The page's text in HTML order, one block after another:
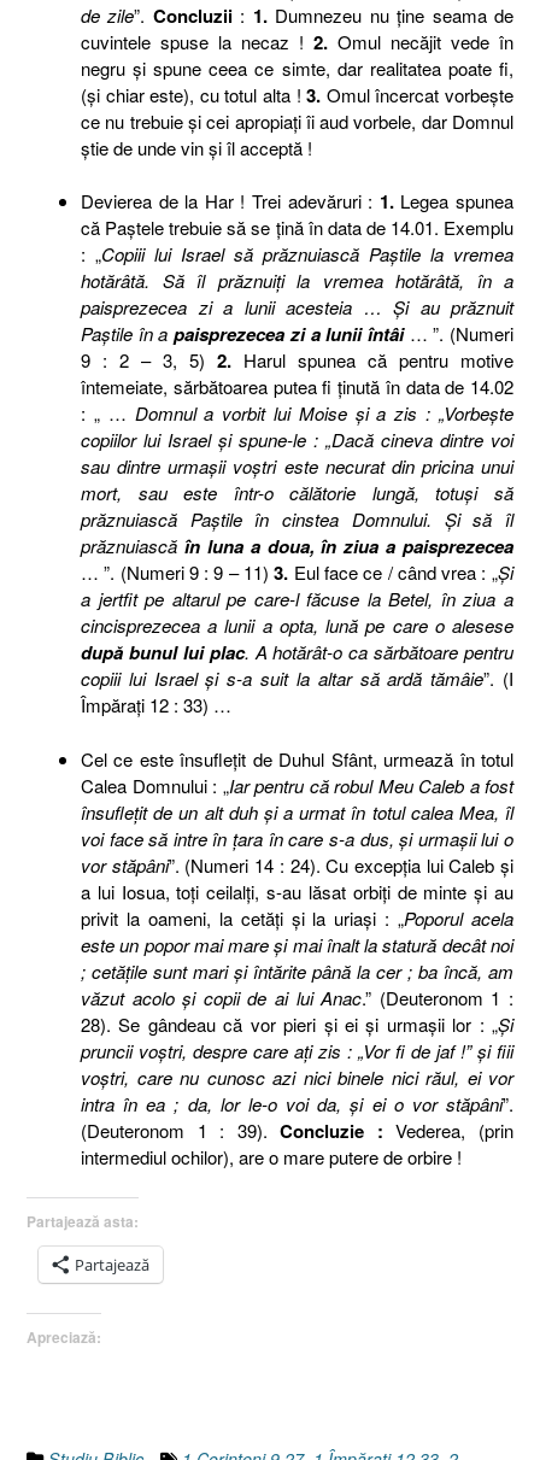
de zile”. Concluzii: 1.Dumnezeu nu ţine seama de
cuvintele spuse la necaz ! 2. Omul necăjit vede în
negru şi spune ceea ce simte, dar realitatea poate fi,
(şi chiar este), cu totul alta !3. Omul încercat vorbeşte
ce nu trebuie şi cei apropiaţi îi aud vorbele, dar Domnul
ştie de unde vin şi îl acceptă !
Devierea de la Har ! Trei adevăruri : 1.Legea spunea
că Paştele trebuie săse ţină în data de 14.01. Exemplu
: „Copiii lui Israel să prăznuiască Paştile la vremea
hotărâtă. Să îl prăznuiţi la vremea hotărâtă, în a
paisprezecea zi a lunii acesteia … Şi au prăznuit
Paştile în apaisprezecea zi a lunii întâi… ”. (Numeri
9 : 2 – 3, 5) 2. Harul spunea că pentru motive
întemeiate, sărbătoarea putea fi ţinută în data de 14.02
: „ … Domnul a vorbit lui Moise şi a zis : „Vorbeşte
copiilor lui Israel şi spune-le : „Dacă cineva dintre voi
sau dintre urmaşii voştri este necurat din pricina unui
mort, sau este într-o călătorie lungă, totuşi să
prăznuiască Paştile în cinstea Domnului. Şi să îl
prăznuiască în luna a doua, în ziua a paisprezecea
… ”. (Numeri 9 : 9 – 11)3. Eul face ce /când vrea : „Şi
a jertfit pe altarul pe care-l făcuse la Betel, în ziua a
cincisprezecea a lunii a opta, lună pe care o alesese
după bunul lui plac. A hotărât-o ca sărbătoare pentru
copiii lui Israel şi s-a suit la altar să ardă tămâie”. (I
Împăraţi 12 : 33) …
Cel ce este însufleţit de Duhul Sfânt, urmează în totul
Calea Domnului : „Iar pentru că robul Meu Caleb a fost
însufleţit de un alt duh şi a urmat în totul calea Mea, îl
voi face să intre în ţara în care s-a dus, şi urmaşii lui o
vor stăpâni”. (Numeri 14 : 24). Cu excepţia lui Caleb şi
a lui Iosua, toţi ceilalţi, s-au lăsat orbiţi de minte şi au
privit la oameni, la cetăţi şi la uriaşi : „Poporul acela
este un popor mai mare şi mai înalt la statură decât noi
; cetăţile sunt mari şi întărite până la cer ; ba încă, am
văzut acolo şi copii de ai lui Anac.” (Deuteronom 1 :
28). Se gândeau că vor pieri şi ei şi urmaşii lor : „Şi
pruncii voştri, despre care aţi zis : „Vor fi de jaf !” şi fiii
voştri, care nu cunosc azi nici binele nici răul, ei vor
intra în ea ; da, lor le-o voi da, şi ei o vor stăpâni”.
(Deuteronom 1 : 39).Concluzie : Vederea, (prin
intermediul ochilor), are o mare putere de orbire !
Partajează asta:
Partajează
Apreciază: